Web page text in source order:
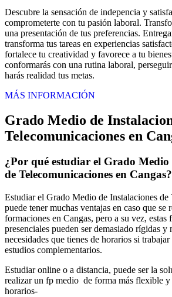
Descubre la sensación de indepencia y
comprometerte con tu pasión laboral.
una presentación de tus preferencias.
transforma tus tareas en experiencias
fortalece tu creatividad y favorece a tu
conformarás con una rutina laboral,
harás realidad tus metas.
MÁS INFORMACIÓN
Grado Medio de
Telecomunicaciones en
¿Por qué estudiar el Grado Medio
de Telecomunicaciones en Cangas?
Estudiar el Grado Medio de Instalaciones de
puede tener muchas ventajas en caso que se
formaciones en Cangas, pero a su vez, estas
presenciales pueden ser demasiado rígidas y
necesidades que tienes de horarios si
estudios complementarios.
Estudiar online o a distancia, puede ser la
realizar un fp medio de forma más flexible y
horarios-